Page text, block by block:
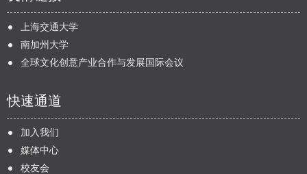
上海交通大学
南加州大学
全球文化创意产业合作与发展国际会议
快速通道
加入我们
媒体中心
校友会